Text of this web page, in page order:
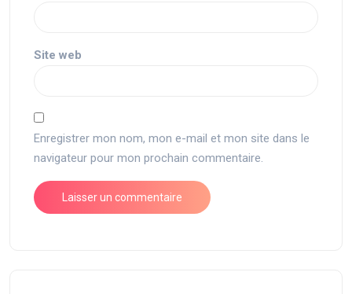
Site web
Enregistrer mon nom, mon e-mail et mon site dans le
navigateur pour mon prochain commentaire.